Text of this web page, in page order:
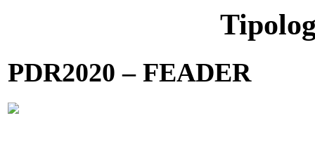
PDR2020 – FEADER